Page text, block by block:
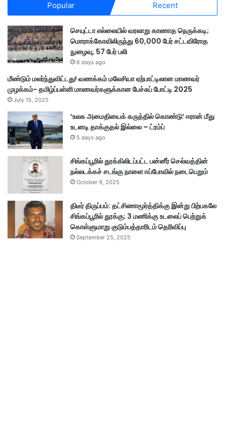
Popular Recent
செயுட்டா எல்லையில் வரலாறு காணாத நெருக்கடி;
மொராக்கோவிலிருந்து 60,000 பேர் சட்டவிரோத
நுழைவு, 57 பேர் பலி
6 days ago
மீண்டும் மலர்ந்துவிட்டது! வணக்கம் மலேசியா ஏற்பாட்டிலான மாணவர்
முழக்கம்- தமிழ்ப்பள்ளி மாணவர்களுக்கான பேச்சுப் போட்டி 2025
July 15, 2025
‘உலக அமைதியைக் கருத்தில் கொண்டு’ ஈரான் மீது
உடனடி தாக்குதல் இல்லை – ட்ரம்ப்
5 days ago
சிங்கப்பூரில் தூக்கிலிடப்பட்ட பன்னீர் செல்வத்தின்
நல்லடக்கச் சடங்கு நாளை ஈப்போவில் நடைபெறும்
October 9, 2025
திடீர் திருப்பம்: தட்சிணாமூர்த்திக்கு இன்று பிற்பகலே
சிங்கப்பூரில் தூக்கு; 3 மணிக்கு உடலைப் பெற்றுக்
கொள்ளுமாறு குடும்பத்தாரிடம் தெரிவிப்பு
September 25, 2025